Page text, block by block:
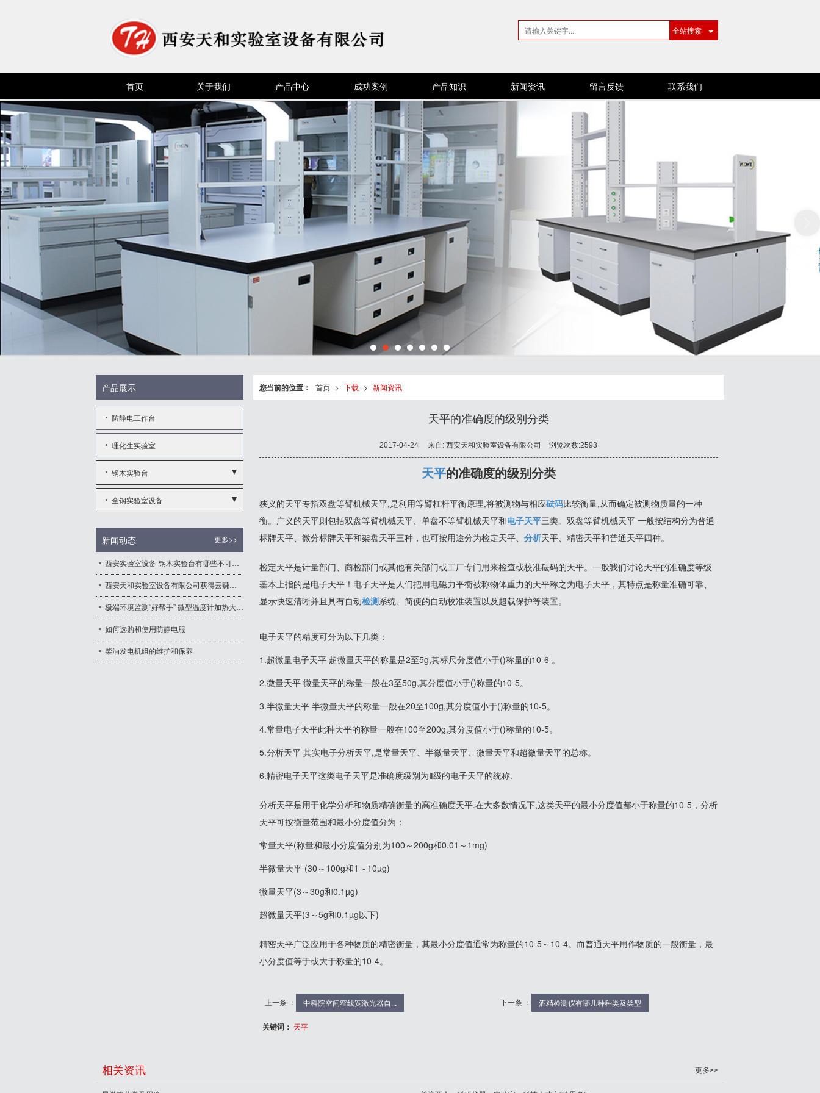
全站搜索
首页 关于我们 产品中心 成功案例 产品知识 新闻资讯 留言反馈 联系我们
您当前的位置： 首页 > 下载 > 新闻资讯
天平的准确度的级别分类
2017-04-24 来自:西安天和实验室设备有限公司 浏览次数:2593
天平的准确度的级别分类
狭义的天平专指双盘等臂机械天平,是利用等臂杠杆平衡原理,将被测物与相应砝码比较衡量,从而确定被测物质量的一种
衡。广义的天平则包括双盘等臂机械天平、单盘不等臂机械天平和电子天平三类。双盘等臂机械天平 一般按结构分为普通
标牌天平、微分标牌天平和架盘天平三种，也可按用途分为检定天平、 分析天平、精密天平和普通天平四种。
检定天平是计量部门、商检部门或其他有关部门或工厂专门用来检查或校准砝码的天平。一般我们讨论天平的准确度等级
基本上指的是电子天平！电子天平是人们把用电磁力平衡被称物体重力的天平称之为电子天平，其特点是称量准确可靠、
显示快速清晰并且具有自动检测系统、简便的自动校准装置以及超载保护等装置。
电子天平的精度可分为以下几类：
1.超微量电子天平 超微量天平的称量是2至5g,其标尺分度值小于()称量的10-6 。
2.微量天平 微量天平的称量一般在3至50g,其分度值小于()称量的10-5。
3.半微量天平 半微量天平的称量一般在20至100g,其分度值小于()称量的10-5。
4.常量电子天平此种天平的称量一般在100至200g,其分度值小于()称量的10-5。
5.分析天平 其实电子分析天平,是常量天平、半微量天平、微量天平和超微量天平的总称。
6.精密电子天平这类电子天平是准确度级别为Ⅱ级的电子天平的统称.
分析天平是用于化学分析和物质精确衡量的高准确度天平.在大多数情况下,这类天平的最小分度值都小于称量的10-5，分析
天平可按衡量范围和最小分度值分为：
常量天平(称量和最小分度值分别为100～200g和0.01～1mg)
半微量天平 (30～100g和1～10µg)
微量天平(3～30g和0.1µg)
超微量天平(3～5g和0.1µg以下)
精密天平广泛应用于各种物质的精密衡量，其最小分度值通常为称量的10-5～10-4。而普通天平用作物质的一般衡量，最
小分度值等于或大于称量的10-4。
上一条 ： 中科院空间窄线宽激光器自... 下一条 ： 酒精检测仪有哪几种种类及类型
关键词： 天平
产品展示
防静电工作台
理化生实验室
钢木实验台
- 实验边台
全钢实验室设备
- 实验边台
- 中央实验台
更多>>
新闻动态
西安实验室设备-钢木实验台有哪些不可替代的优点？
西安天和实验室设备有限公司获得云赚公益荣誉证书！
极端环境监测“好帮手” 微型温度计加热大装置
如何选购和使用防静电服
柴油发电机组的维护和保养
相关资讯 更多>>